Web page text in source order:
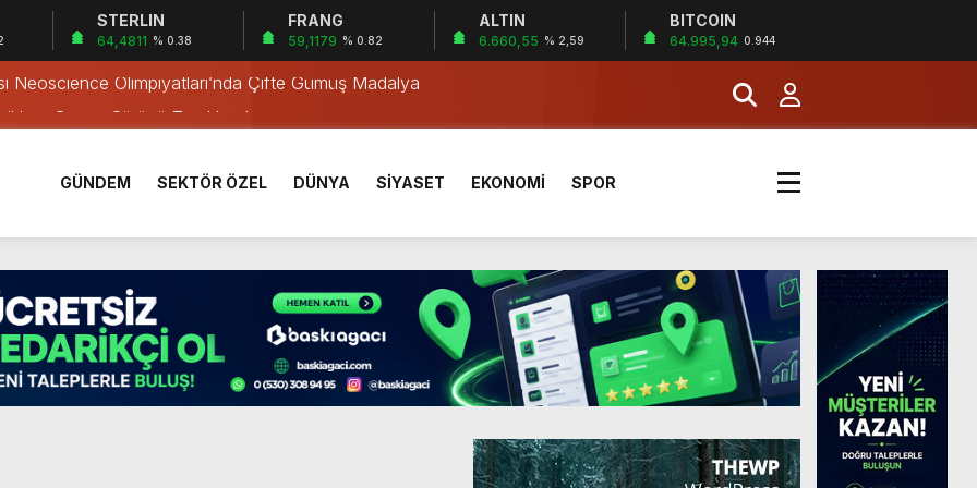
STERLIN
64,4811 % 0.38
FRANG
59,1179 % 0.82
ALTIN
6.660,55 % 2,59
BITCOIN
64.995,94 0.944
Gerçekleşti
Neoscience Olimpiyatları’nda Çifte Gümüş Madalya
Çarptı: Sürücü Tutuklandı
Öğrencilerinden ABD’de Tarihi Başarı: 6 Öğrenci 14 Madalya Kazandı
desteği hesaplara yatırıldı
Bulundu
Yaşındaki M.A.D. Yaşadıklarını Anlattı
İçinde Darp
Gerçekleşti
Neoscience Olimpiyatları’nda Çifte Gümüş Madalya
GÜNDEM SEKTÖR ÖZEL DÜNYA SİYASET EKONOMİ SPOR